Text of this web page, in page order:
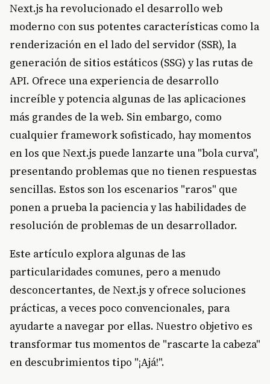
Next.js ha revolucionado el desarrollo web
moderno con sus potentes características como la
renderización en el lado del servidor (SSR), la
generación de sitios estáticos (SSG) y las rutas de
API. Ofrece una experiencia de desarrollo
increíble y potencia algunas de las aplicaciones
más grandes de la web. Sin embargo, como
cualquier framework sofisticado, hay momentos
en los que Next.js puede lanzarte una "bola curva",
presentando problemas que no tienen respuestas
sencillas. Estos son los escenarios "raros" que
ponen a prueba la paciencia y las habilidades de
resolución de problemas de un desarrollador.
Este artículo explora algunas de las
particularidades comunes, pero a menudo
desconcertantes, de Next.js y ofrece soluciones
prácticas, a veces poco convencionales, para
ayudarte a navegar por ellas. Nuestro objetivo es
transformar tus momentos de "rascarte la cabeza"
en descubrimientos tipo "¡Ajá!".